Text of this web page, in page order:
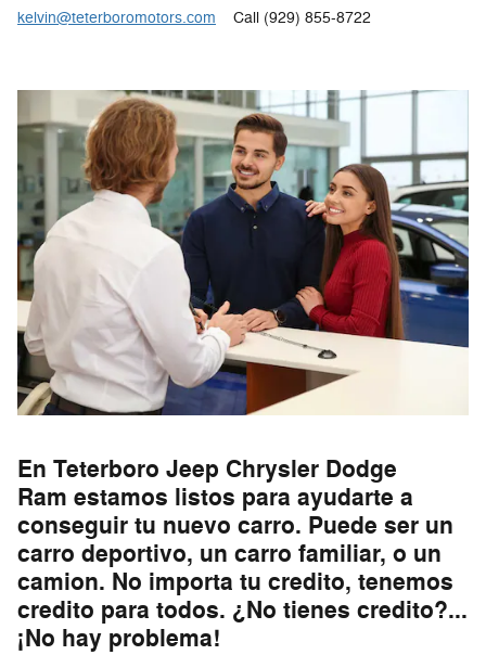
kelvin@teterboromotors.com Call (929) 855-8722
En Teterboro Jeep Chrysler Dodge
Ram estamos listos para ayudarte a
conseguir tu nuevo carro. Puede ser un
carro deportivo, un carro familiar, o un
camion. No importa tu credito, tenemos
credito para todos. ¿No tienes credito?...
¡No hay problema!